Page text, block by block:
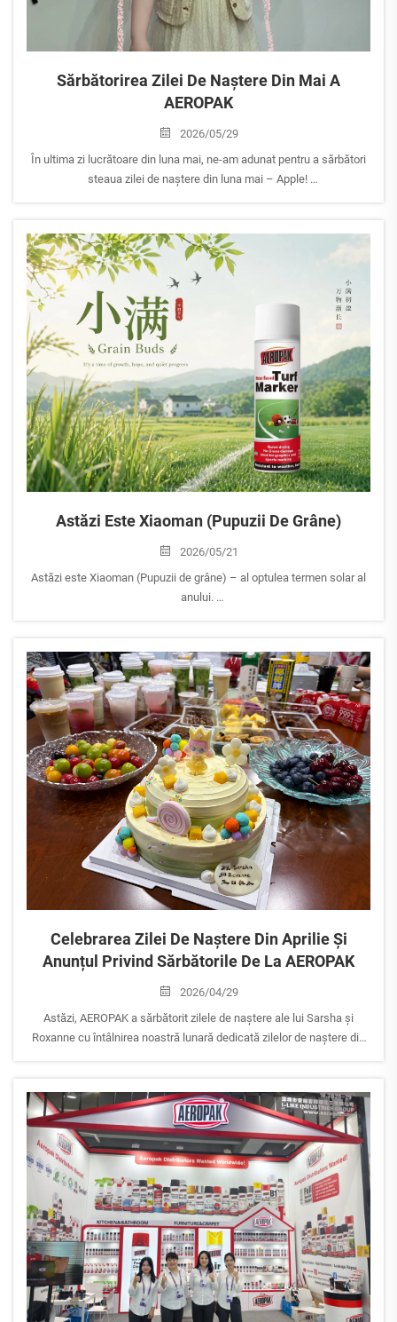
Sărbătorirea Zilei De Naștere Din Mai A
AEROPAK
2026/05/29
În ultima zi lucrătoare din luna mai, ne-am adunat pentru a sărbători
steaua zilei de naștere din luna mai – Apple!
mereu pregătit să ofere ajutorul său...
Astăzi Este Xiaoman (Pupuzii De Grâne)
2026/05/21
Astăzi este Xiaoman (Pupuzii de grâne) – al optulea termen solar al
anului.
liniștit – când natura își adună forța pentru...
Celebrarea Zilei De Naștere Din Aprilie Și
Anunțul Privind Sărbătorile De La AEROPAK
2026/04/29
Astăzi, AEROPAK a sărbătorit zilele de naștere ale lui Sarsha și
Roxanne cu întâlnirea noastră lunară dedicată zilelor de naștere din
AEROPAK.
În același timp, înainte de sărbătorile de Ziua Muncii...